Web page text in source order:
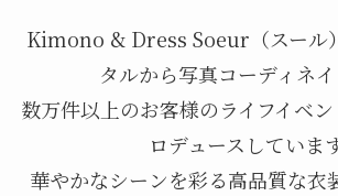
Kimono & Dress Soeur（スール
タルから写真コーディネ
数万件以上のお客様のライフイベ
ロデュースしていま
華やかなシーンを彩る高品質な衣